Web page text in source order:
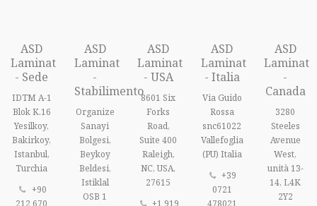
ASD
Laminat
- Sede
IDTM A-1
Blok K.16
Yesilkoy,
Bakirkoy,
Istanbul,
Turchia
+90
212 670
ASD
Laminat
-
Stabilimento
Organize
Sanayi
Bolgesi,
Beykoy
Beldesi,
Istiklal
OSB 1
ASD
Laminat
- USA
8601 Six
Forks
Road,
Suite 400
Raleigh,
NC, USA,
27615
+1 919
ASD
Laminat
- Italia
Via Guido
Rossa
snc61022
Vallefoglia
(PU) Italia
+39
0721
478021
ASD
Laminat
-
Canada
3280
Steeles
Avenue
West,
unità 13-
14, L4K
2Y2